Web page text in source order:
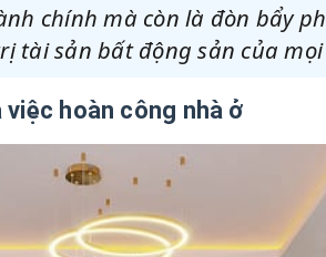
chính mà còn là đòn bẩy
tài sản bất động sản của
hoàn công nhà ở